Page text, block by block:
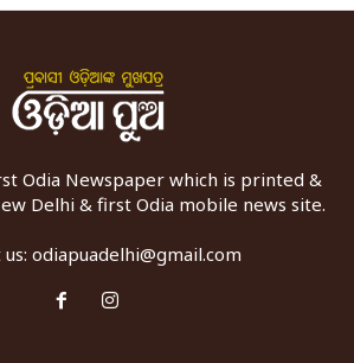
Odia Newspaper which is printed &
Delhi & first Odia mobile news site.
odiapuadelhi@gmail.com